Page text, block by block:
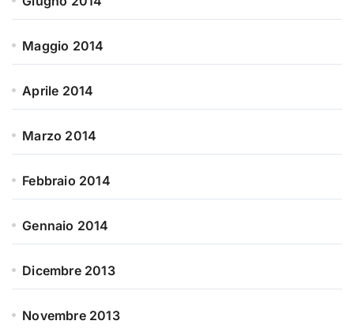
Maggio 2014
Aprile 2014
Marzo 2014
Febbraio 2014
Gennaio 2014
Dicembre 2013
Novembre 2013